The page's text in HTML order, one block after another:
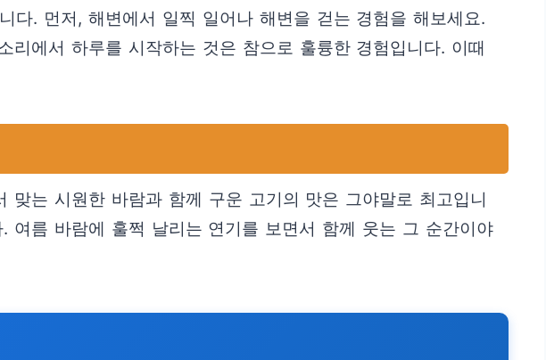
다. 먼저, 해변에서 일찍 일어나 해변을 걷는 경험을 해보세요.
에서 하루를 시작하는 것은 참으로 훌륭한 경험입니다. 이때
는 시원한 바람과 함께 구운 고기의 맛은 그야말로 최고입니
름 바람에 훌쩍 날리는 연기를 보면서 함께 웃는 그 순간이야